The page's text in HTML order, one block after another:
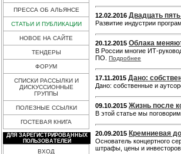
ПРЕССА ОБ АЛЬЯНСЕ
СТАТЬИ И ПУБЛИКАЦИИ
НОВОЕ НА САЙТЕ
ТЕНДЕРЫ
ФОРУМ
СПИСКИ РАССЫЛКИ И
ДИСКУССИОННЫЕ
ГРУППЫ
ПОЛЕЗНЫЕ ССЫЛКИ
ГОСТЕВАЯ КНИГА
ДЛЯ ЗАРЕГИСТРИРОВАННЫХ
ПОЛЬЗОВАТЕЛЕЙ
ВХОД
12.02.2016 Двадцать
Развитие индустрии
20.12.2015 Облака
В России многие ИТ-
ПО. Подробнее
17.11.2015 Дано:
Дано: собственные и
09.10.2015 Жизнь после
В этой статье мы
20.09.2015 Кремниевая
Основатель концертного
штрафы, цены и инвесторов.